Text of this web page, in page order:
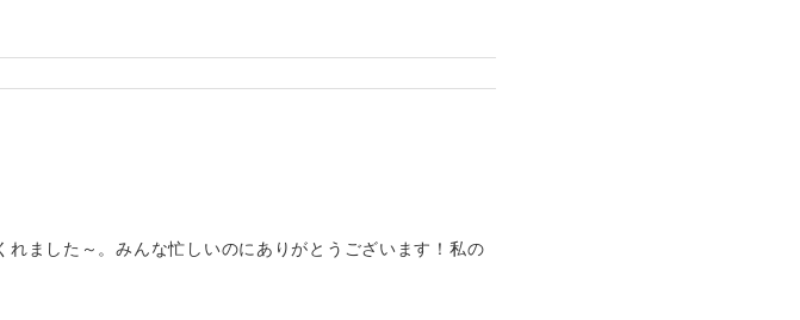
ました～。みんな忙しいのにありがとうございます！私の